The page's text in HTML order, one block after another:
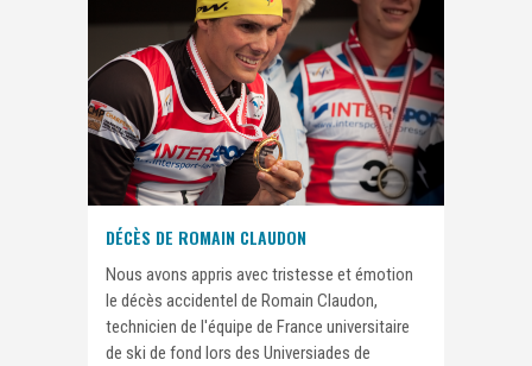
DÉCÈS DE ROMAIN CLAUDON
Nous avons appris avec tristesse et émotion
le décès accidentel de Romain Claudon,
technicien de l'équipe de France universitaire
de ski de fond lors des Universiades de